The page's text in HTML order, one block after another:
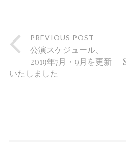
PREVIOUS POST
公演スケジュール、
2019年7月・9月を更新
いたしました